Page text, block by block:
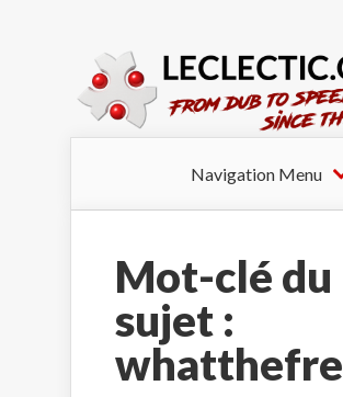
Navigation Menu
Mot-clé du
sujet :